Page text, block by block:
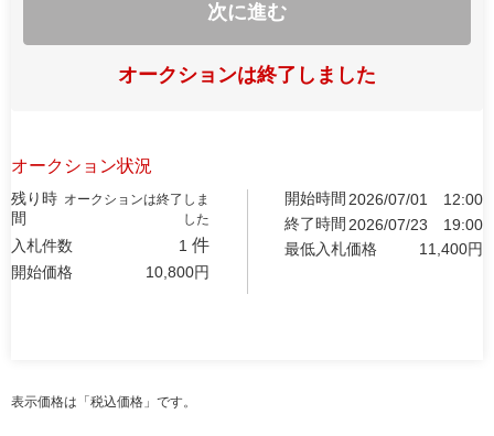
次に進む
オークションは終了しました
オークション状況
残り時
間
オークションは終了しま
した
入札件数 1 件
開始価格 10,800円
開始時間 2026/07/01
12:00
終了時間 2026/07/23
19:00
最低入札価格
11,400円
表示価格は「税込価格」です。